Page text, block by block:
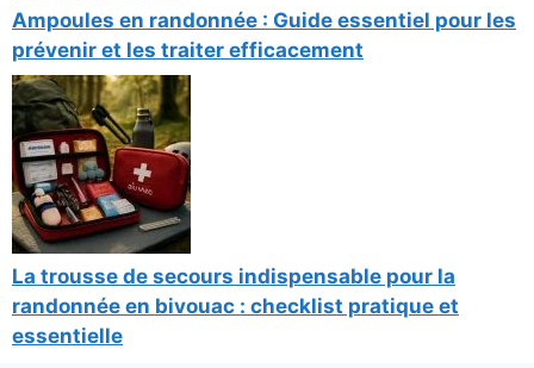
Ampoules en randonnée : Guide essentiel pour les
prévenir et les traiter efficacement
La trousse de secours indispensable pour la
randonnée en bivouac : checklist pratique et
essentielle